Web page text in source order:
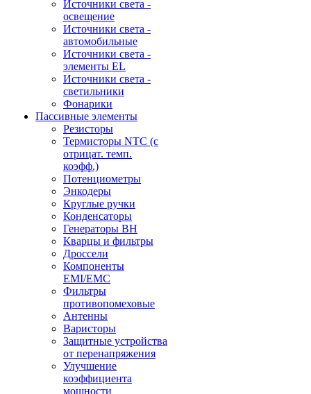
Источники света -
освещение
Источники света -
автомобильные
Источники света -
элементы EL
Источники света -
светильники
Фонарики
Пассивные элементы
Резисторы
Термисторы NTC (с
отрицат. темп.
коэфф.)
Потенциометры
Энкодеры
Круглые ручки
Конденсаторы
Генераторы ВН
Кварцы и фильтры
Дроссели
Компоненты
EMI/EMC
Фильтры
противопомеховые
Антенны
Варисторы
Защитные устройства
от перенапряжения
Улучшение
коэффициента
мощности